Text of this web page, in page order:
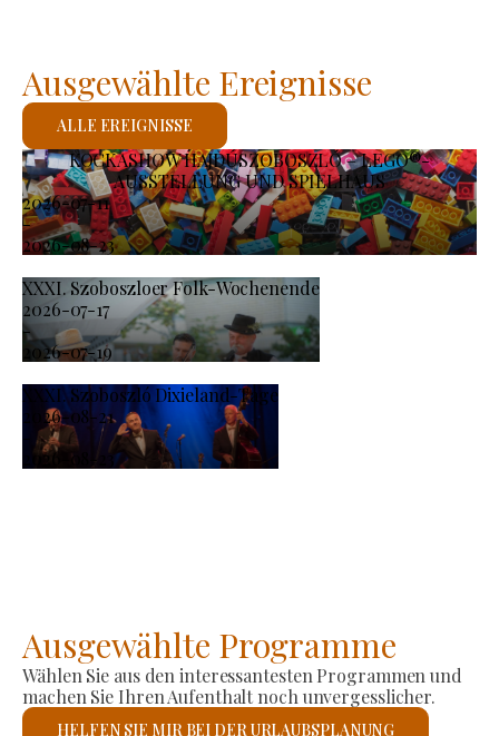
KOCKASHOW HAJDÚSZOBOSZLÓ – LEGO®-
AUSSTELLUNG UND SPIELHAUS
2026-07-11
-
2026-08-23
XXXI. Szoboszloer Folk-Wochenende
2026-07-17
-
2026-07-19
XXXI. Szoboszló Dixieland-Tage
2026-08-21
-
2026-08-23
Ausgewählte Ereignisse
ALLE EREIGNISSE
Ausgewählte Programme
Wählen Sie aus den interessantesten Programmen und
machen Sie Ihren Aufenthalt noch unvergesslicher.
HELFEN SIE MIR BEI DER URLAUBSPLANUNG